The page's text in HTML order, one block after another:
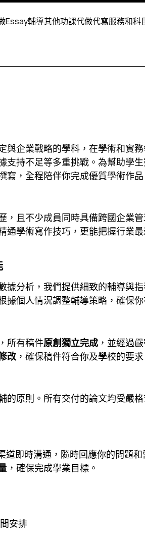
Essay輔導其他功課代做代寫服務和科
與企業戰略的學科，在學術和實
支持不足等多重挑戰。為幫助學
寫，全程陪伴你完成優質學術作品
，且不少成員同時具備跨國企業
通學術寫作技巧，更能把握行業
據分析，我們提供細致的輔導與
個人情況調整輔導策略，確保
所有稿件原創獨立完成，並經過
改，確保稿件符合你及學校的要
的原則。所有交付的論文均受嚴
即時溝通，隨時回應你的問題
，確保完成學業目標。
安排